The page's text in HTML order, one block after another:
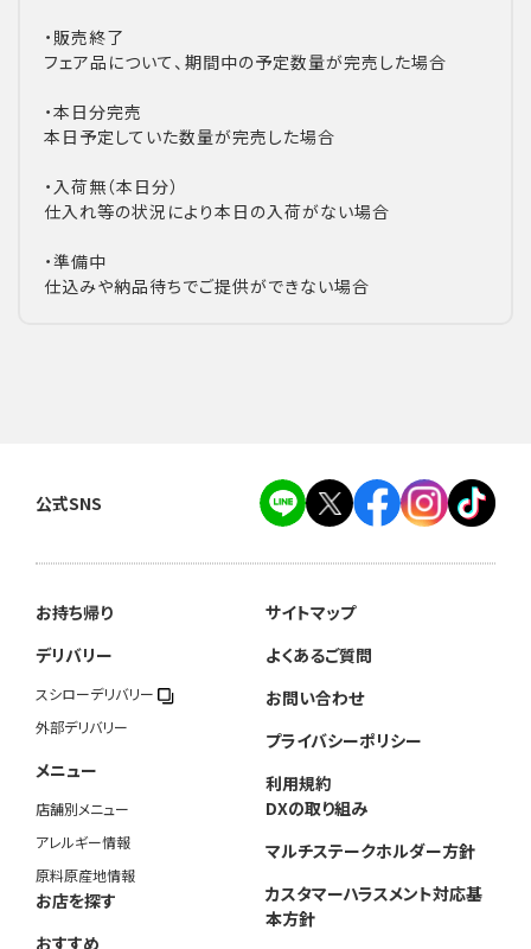
・販売終了
フェア品について、期間中の予定数量が完売した場合
・本日分完売
本日予定していた数量が完売した場合
・入荷無（本日分）
仕入れ等の状況により本日の入荷がない場合
・準備中
仕込みや納品待ちでご提供ができない場合
公式SNS
お持ち帰り
デリバリー
スシローデリバリー
外部デリバリー
メニュー
店舗別メニュー
アレルギー情報
原料原産地情報
お店を探す
おすすめ
サイトマップ
よくあるご質問
お問い合わせ
プライバシーポリシー
利用規約
DXの取り組み
マルチステークホルダー方針
カスタマーハラスメント対応基
本方針